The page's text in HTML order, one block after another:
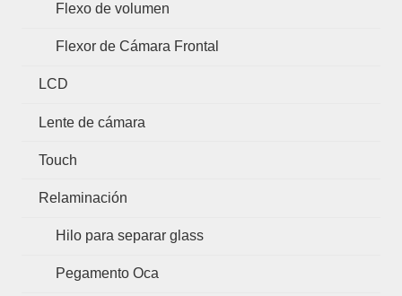
Flexo de volumen
Flexor de Cámara Frontal
LCD
Lente de cámara
Touch
Relaminación
Hilo para separar glass
Pegamento Oca